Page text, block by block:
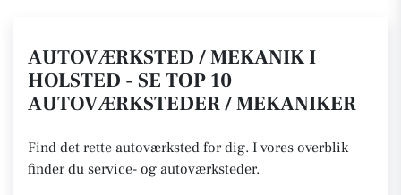
AUTOVÆRKSTED / MEKANIK I
HOLSTED - SE TOP 10
AUTOVÆRKSTEDER / MEKANIKER
Find det rette autoværksted for dig. I vores overblik
finder du service- og autoværksteder.